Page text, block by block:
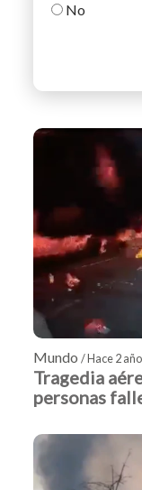
No
Mundo / Hace 2
Tragedia
personas